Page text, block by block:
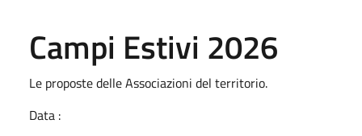
Campi Estivi 2026
Le proposte delle Associazioni del territorio.
Data :